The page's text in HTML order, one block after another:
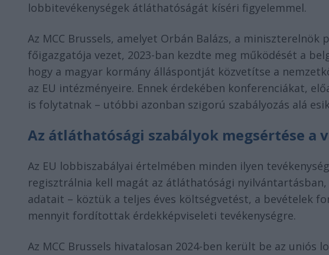
lobbitevékenységek átláthatóságát kíséri figyelemmel.
Az MCC Brussels, amelyet Orbán Balázs, a miniszterelnök
főigazgatója vezet, 2023-ban kezdte meg működését a
hogy a magyar kormány álláspontját közvetítse a
az EU intézményeire. Ennek érdekében konferenciákat,
is folytatnak – utóbbi azonban szigorú szabályozás alá
Az átláthatósági szabályok megsértése a
Az EU lobbiszabályai értelmében minden ilyen
regisztrálnia kell magát az átláthatósági
adatait – köztük a teljes éves költségvetést, a bevételek
mennyit fordítottak érdekképviseleti tevékenységre.
Az MCC Brussels hivatalosan 2024-ben került be az uniós